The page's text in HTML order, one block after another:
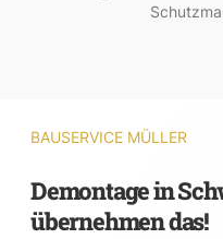
BAUSERVICE MÜLLER
Demontage in
übernehmen das!